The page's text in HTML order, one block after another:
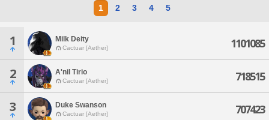
1 2 3 4 5
1 Milk Deity
Cactuar [Aether] 1101085
2 A'nil Tirio
Cactuar [Aether] 718515
3 Duke Swanson
Cactuar [Aether] 707423